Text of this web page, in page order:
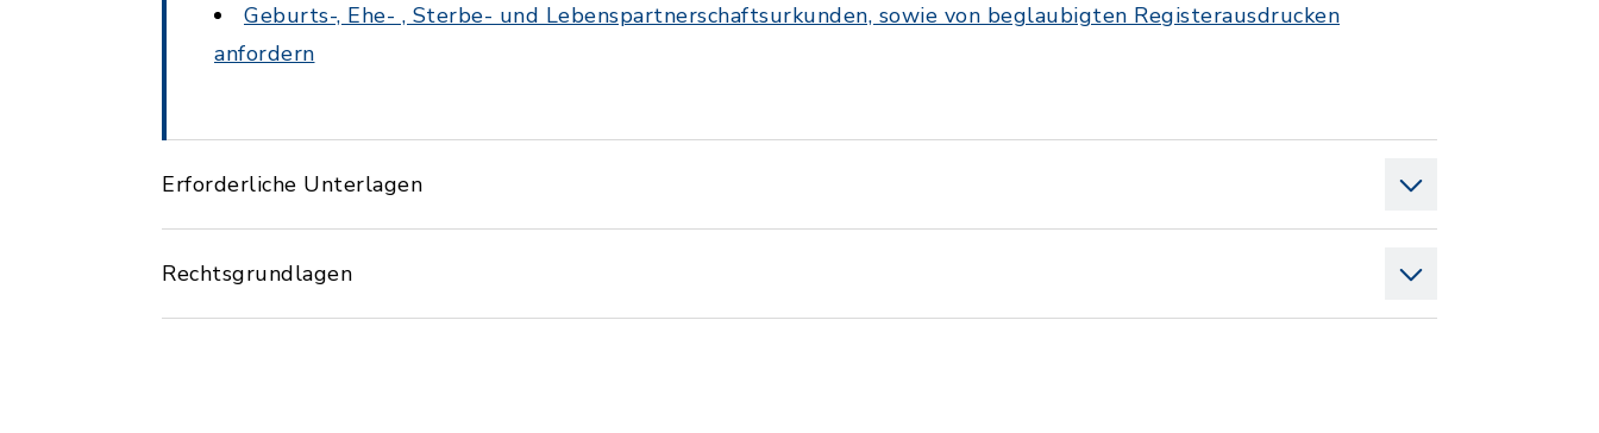
Geburts-, Ehe- , Sterbe- und Lebenspartnerschaftsurkunden, sowie von beglaubigten Registerausdrucken
anfordern
Erforderliche Unterlagen
Rechtsgrundlagen